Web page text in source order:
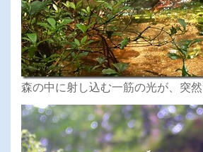
森の中に射し込む一筋の光が、突